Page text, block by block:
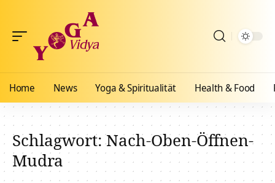
Home News Yoga & Spiritualität Health & Food
Schlagwort:Nach-Oben-Öffnen-
Mudra